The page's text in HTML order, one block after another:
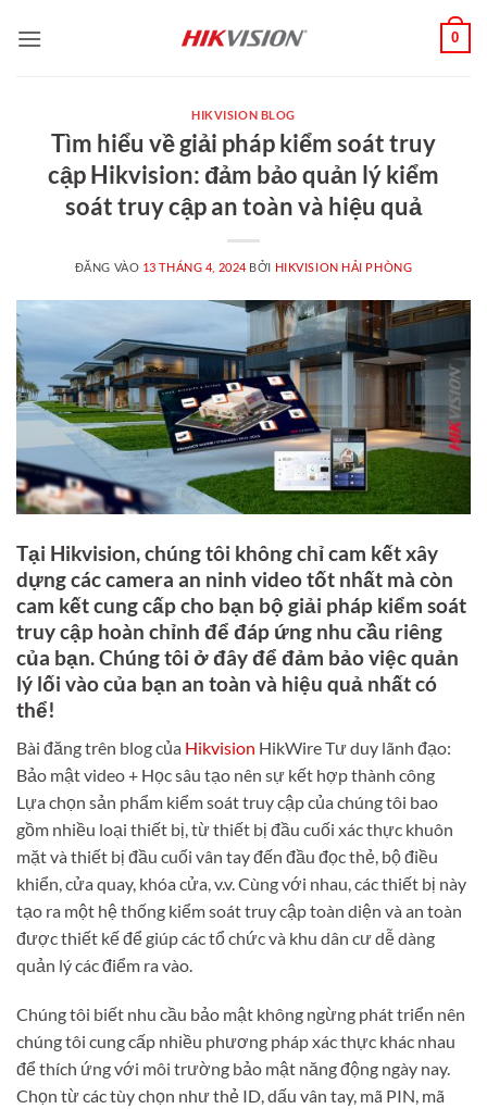
qua
0
HIKVISION BLOG
Tìm hiểu về giải pháp kiểm soát truy
cập Hikvision: đảm bảo quản lý kiểm
soát truy cập an toàn và hiệu quả
ĐĂNG VÀO 13 THÁNG 4, 2024 BỞI HIKVISION HẢI PHÒNG
Tại Hikvision, chúng tôi không chỉ cam kết xây
dựng các camera an ninh video tốt nhất mà còn
cam kết cung cấp cho bạn bộ giải pháp kiểm soát
truy cập hoàn chỉnh để đáp ứng nhu cầu riêng
của bạn. Chúng tôi ở đây để đảm bảo việc quản
lý lối vào của bạn an toàn và hiệu quả nhất có
thể!
Bài đăng trên blog của Hikvision HikWire Tư duy lãnh đạo:
Bảo mật video + Học sâu tạo nên sự kết hợp thành công
Lựa chọn sản phẩm kiểm soát truy cập của chúng tôi bao
gồm nhiều loại thiết bị, từ thiết bị đầu cuối xác thực khuôn
mặt và thiết bị đầu cuối vân tay đến đầu đọc thẻ, bộ điều
khiển, cửa quay, khóa cửa, v.v. Cùng với nhau, các thiết bị này
tạo ra một hệ thống kiểm soát truy cập toàn diện và an toàn
được thiết kế để giúp các tổ chức và khu dân cư dễ dàng
quản lý các điểm ra vào.
Chúng tôi biết nhu cầu bảo mật không ngừng phát triển nên
chúng tôi cung cấp nhiều phương pháp xác thực khác nhau
để thích ứng với môi trường bảo mật năng động ngày nay.
Chọn từ các tùy chọn như thẻ ID, dấu vân tay, mã PIN, mã